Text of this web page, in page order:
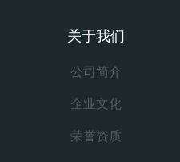
关于我们
公司简介
企业文化
荣誉资质